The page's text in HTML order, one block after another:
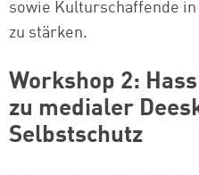
sowie Kulturschaffende
zu stärken.
Workshop 2:
zu medialer
Selbstschutz